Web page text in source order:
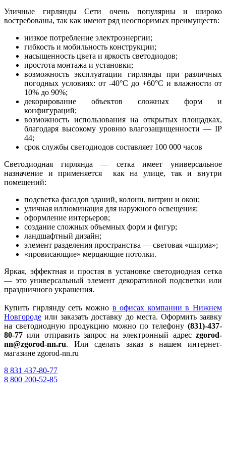
Уличные гирлянды Сети очень популярны и широко
востребованы, так как имеют ряд неоспоримых преимуществ:
низкое потребление электроэнергии;
гибкость и мобильность конструкции;
насыщенность цвета и яркость светодиодов;
простота монтажа и установки;
возможность эксплуатации гирлянды при различных
погодных условиях: от -40°С до +60°С и влажности от
10% до 90%;
декорирование объектов сложных форм и
конфигураций;
возможность использования на открытых площадках,
благодаря высокому уровню влагозащищенности — IP
44;
срок службы светодиодов составляет 100 000 часов
Светодиодная гирлянда — сетка имеет универсальное
назначение и применяется как на улице, так и внутри
помещений:
подсветка фасадов зданий, колонн, витрин и окон;
уличная иллюминация для наружного освещения;
оформление интерьеров;
создание сложных объемных форм и фигур;
ландшафтный дизайн;
элемент разделения пространства — световая «ширма»;
«провисающие» мерцающие потолки.
Яркая, эффектная и простая в установке светодиодная сетка
— это универсальный элемент декоративной подсветки или
праздничного украшения.
Купить гирлянду сеть можно в офисах компании в Нижнем
Новгороде или заказать доставку до места. Оформить заявку
на светодиодную продукцию можно по телефону (831)-437-
80-77 или отправить запрос на электронный адресzgorod-
nn@zgorod-nn.ru. Или сделать заказ в нашем интернет-
магазине zgorod-nn.ru
8 831 437-80-77
8 800 200-52-85